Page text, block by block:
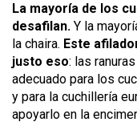
La mayoría de los
desafilan. Y la
la chaira. Este
justo eso: las
adecuado para los
y para la cuchillería
apoyarlo en la